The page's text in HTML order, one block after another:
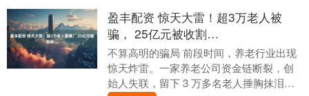
盈丰配资 惊天大雷！超3万老人被
骗， 25亿元被收割…
不算高明的骗局 前段时间，养老行业出现
惊天炸雷。一家养老公司资金链断裂，创
始人失联，留下 3 万多名老人捶胸抹泪。